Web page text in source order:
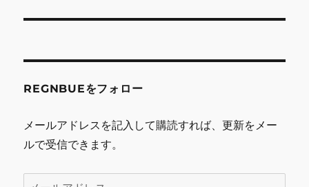
稿:
REGNBUEをフォロー
メールアドレスを記入して購読すれば、更新をメー
ルで受信できます。